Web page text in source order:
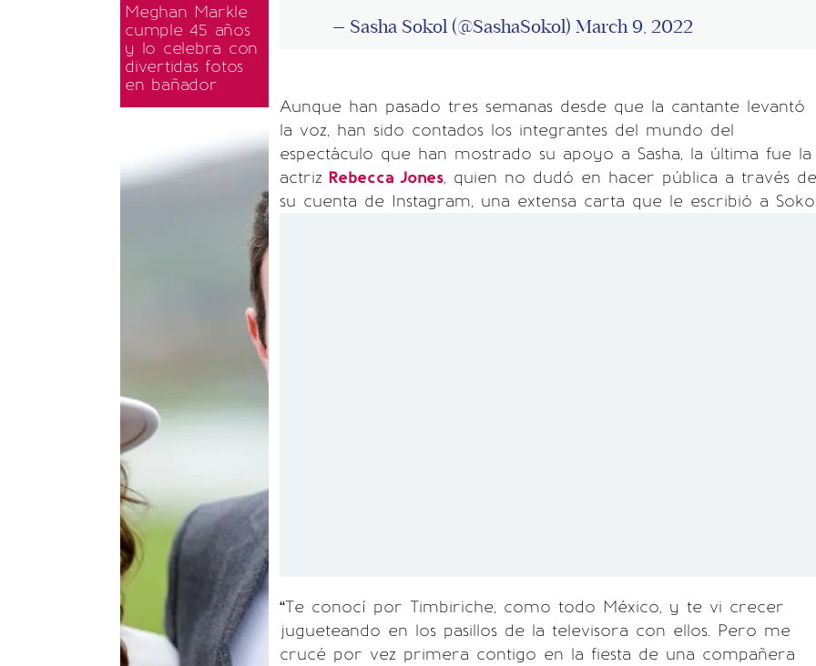
Meghan Markle
cumple 45 años
y lo celebra con
divertidas fotos
en bañador
— Sasha Sokol (@SashaSokol) March 9, 2022
Aunque han pasado tres semanas desde que la cantante levantó
la voz, han sido contados los integrantes del mundo del
espectáculo que han mostrado su apoyo a Sasha, la última fue la
actriz Rebecca Jones, quien no dudó en hacer pública a través de
su cuenta de Instagram, una extensa carta que le escribió a
“Te conocí por Timbiriche, como todo México, y te vi crecer
jugueteando en los pasillos de la televisora con ellos. Pero me
crucé por vez primera contigo en la fiesta de una compañera